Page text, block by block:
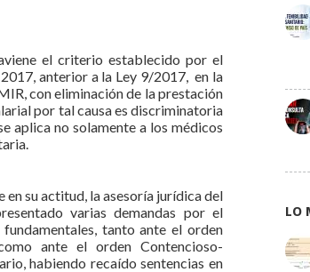
el criterio establecido por el
anterior a la Ley 9/2017, en la
con eliminación de la prestación
por tal causa es discriminatoria
aplica no solamente a los médicos
en su actitud, la asesoría jurídica del
varias demandas por el
tanto ante el orden
ante el orden Contencioso-
habiendo recaído sentencias en
LO